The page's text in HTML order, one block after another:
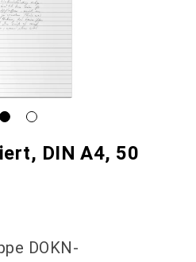
DIN A4, 50
DOKN-